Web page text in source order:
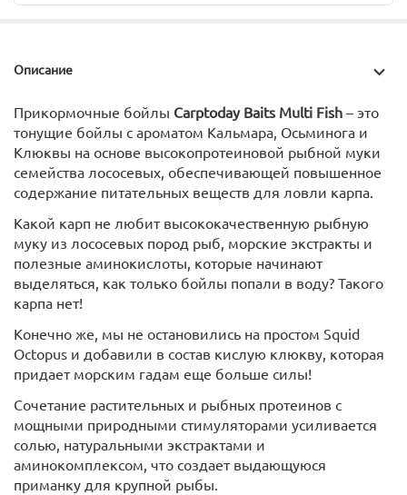
Описание
Прикормочные бойлы Carptoday Baits Multi Fish – это
тонущие бойлы с ароматом Кальмара, Осьминога и
Клюквы на основе высокопротеиновой рыбной муки
семейства лососевых, обеспечивающей повышенное
содержание питательных веществ для ловли карпа.
Какой карп не любит высококачественную рыбную
муку из лососевых пород рыб, морские экстракты и
полезные аминокислоты, которые начинают
выделяться, как только бойлы попали в воду? Такого
карпа нет!
Конечно же, мы не остановились на простом Squid
Octopus и добавили в состав кислую клюкву, которая
придает морским гадам еще больше силы!
Сочетание растительных и рыбных протеинов с
мощными природными стимуляторами усиливается
солью, натуральными экстрактами и
аминокомплексом, что создает выдающуюся
приманку для крупной рыбы.